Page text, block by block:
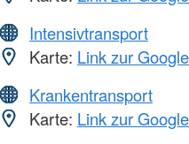
Intensivtransport
Karte: Link zur
Krankentransport
Karte: Link zur